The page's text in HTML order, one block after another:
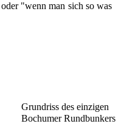
"wenn man sich so was
Grundriss des einzigen
Bochumer Rundbunkers